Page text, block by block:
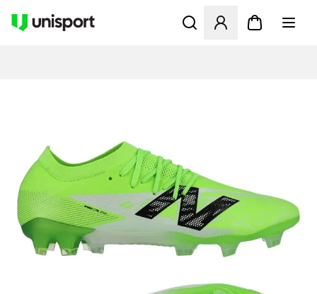
Åbner en Modal til at